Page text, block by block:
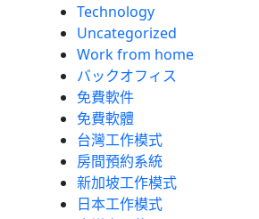
Technology
Uncategorized
Work from home
バックオフィス
免費軟件
免費軟體
台灣工作模式
房間預約系統
新加坡工作模式
日本工作模式